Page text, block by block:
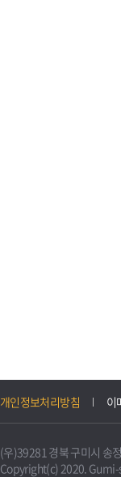
개인정보처리방침 이
(우)39281 경북 구미시
Copyright(c) 2020. Gumi-